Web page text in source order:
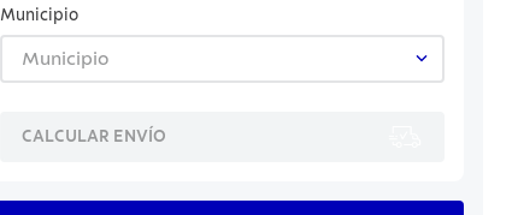
Municipio
Municipio
CALCULAR ENVÍO